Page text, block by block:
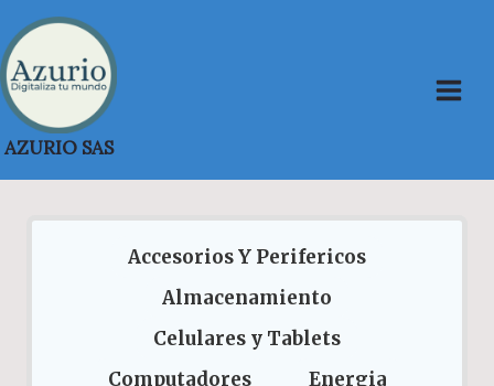
Saltar
al
contenido
AZURIO SAS
Accesorios Y Perifericos
Almacenamiento
Celulares y Tablets
Computadores
Energia